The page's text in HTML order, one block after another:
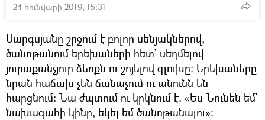
24 հունվարի 2019, 15:31
Սարգսյանը շրջում է բոլոր սենյակներով,
ծանոթանում երեխաների հետ` սեղմելով
յուրաքանչյուր ձեռքն ու շոյելով գլուխը։ Երեխաները
նրան հաճախ չեն ճանաչում ու անունն են
հարցնում։ Նա ժպտում ու կրկնում է. «Ես Նունեն եմ`
նախագահի կինը, եկել եմ ծանոթանալու»։